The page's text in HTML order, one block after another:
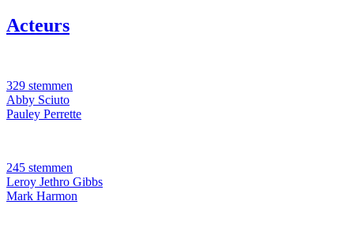
Acteurs
329 stemmen
Abby Sciuto
Pauley Perrette
245 stemmen
Leroy Jethro Gibbs
Mark Harmon